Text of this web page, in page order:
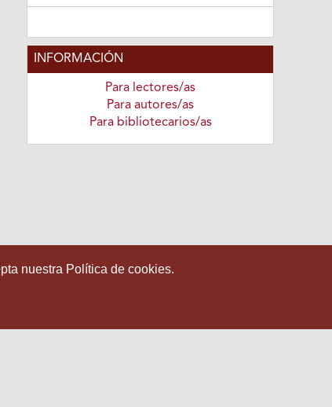
INFORMACIÓN
Para lectores/as
Para autores/as
Para bibliotecarios/as
nuestra Política de cookies.